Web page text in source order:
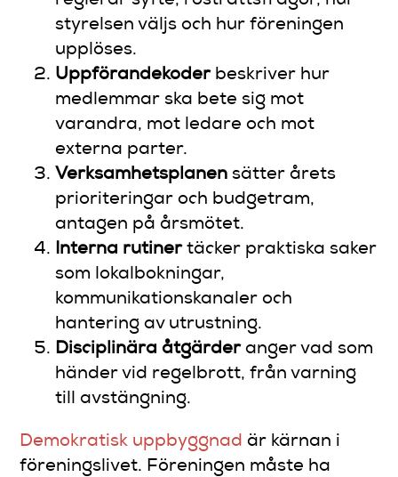
styrelsen väljs och hur föreningen
upplöses.
Uppförandekoderbeskriver hur
medlemmar ska bete sig mot
varandra, mot ledare och mot
externa parter.
Verksamhetsplanen sätter årets
prioriteringar och budgetram,
antagen på årsmötet.
Interna rutinertäcker praktiska saker
som lokalbokningar,
kommunikationskanaler och
hantering av utrustning.
Disciplinära åtgärderanger vad som
händer vid regelbrott, från varning
till avstängning.
Demokratisk uppbyggnad är kärnan i
föreningslivet. Föreningen måste ha